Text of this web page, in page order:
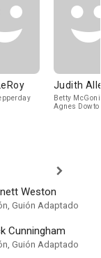
Judith
Betty
Agnes
Weston
Guión Adaptado
Cunningham
Guión Adaptado